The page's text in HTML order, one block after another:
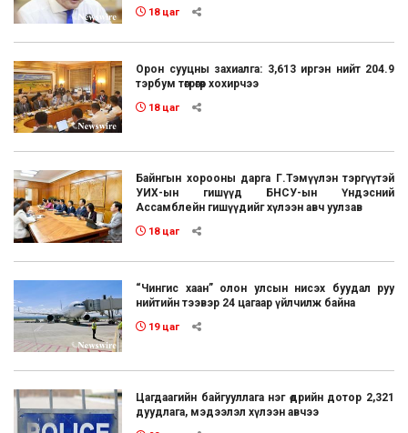
18 цаг
Орон сууцны захиалга: 3,613 иргэн нийт 204.9
тэрбум төгрөгөөр хохирчээ
18 цаг
Байнгын хорооны дарга Г.Тэмүүлэн тэргүүтэй
УИХ-ын гишүүд БНСУ-ын Үндэсний
Ассамблейн гишүүдийг хүлээн авч уулзав
18 цаг
“Чингис хаан” олон улсын нисэх буудал руу
нийтийн тээвэр 24 цагаар үйлчилж байна
19 цаг
Цагдаагийн байгууллага нэг өдрийн дотор 2,321
дуудлага, мэдээлэл хүлээн авчээ